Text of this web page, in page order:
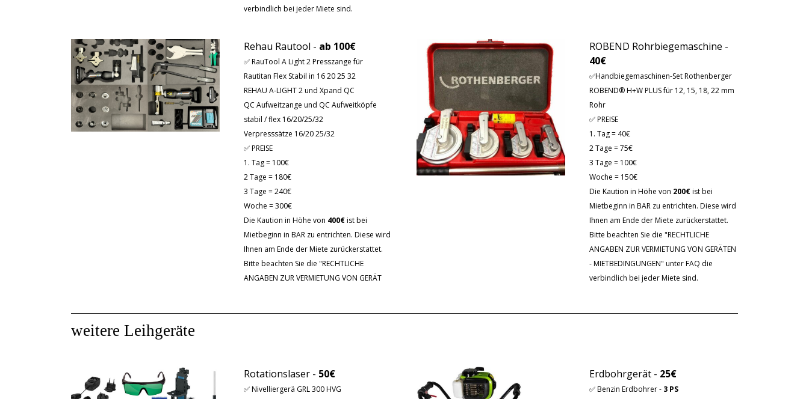
verbindlich bei jeder Miete sind.
Rehau Rautool - ab 100€
✅ RauTool A Light 2 Presszange für
Rautitan Flex Stabil in 16 20 25 32
REHAU A-LIGHT 2 und Xpand QC
QC Aufweitzange und QC Aufweitköpfe
stabil / flex 16/20/25/32
Verpresssätze 16/20 25/32
✅ PREISE
1. Tag = 100€
2 Tage = 180€
3 Tage = 240€
Woche = 300€
Die Kaution in Höhe von 400€ist bei
Mietbeginn in BAR zu entrichten. Diese wird
Ihnen am Ende der Miete zurückerstattet.
Bitte beachten Sie die "RECHTLICHE
ANGABEN ZUR VERMIETUNG VON GERÄT
ROBEND Rohrbiegemaschine -
40€
✅Handbiegemaschinen-SetRothenberger
ROBEND® H+W PLUSfür 12, 15, 18, 22 mm
Rohr
✅ PREISE
1. Tag = 40€
2 Tage = 75€
3 Tage = 100€
Woche = 150€
Die Kaution in Höhe von 200€ist bei
Mietbeginn in BAR zu entrichten. Diese wird
Ihnen am Ende der Miete zurückerstattet.
Bitte beachten Sie die "RECHTLICHE
ANGABEN ZUR VERMIETUNG VON GERÄTEN
- MIETBEDINGUNGEN" unter FAQ die
verbindlich bei jeder Miete sind.
weitere Leihgeräte
Erdbohrgerät - 25€
✅ Benzin Erdbohrer - 3 PS
Rotationslaser - 50€
✅Nivelliergerä GRL 300 HVG